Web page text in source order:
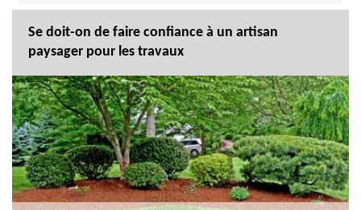
Se doit-on de faire confiance à un artisan
paysager pour les travaux